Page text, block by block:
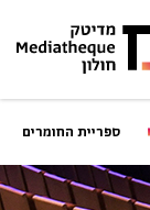
ספריית החומרים